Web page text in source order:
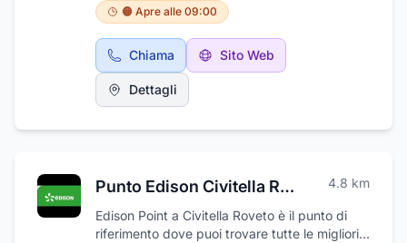
chiavi in mano per Impianti Fotovoltaici ,
Pompe di Calore , sostituzione Caldaie ,
impianti di Climatizzazione e le migliori Offerte
per Luce E gas . I Nostri consulenti ti potranno
aiutarti in tutte le fasi , dalla consulenza fino al
disbrigo di tutte le pratiche per sfruttare i
🟠 Apre alle 09:00
Chiama Sito Web
Dettagli
Punto Edison Civitella Roveto 4.8 km
Edison Point a Civitella Roveto è il punto di
riferimento dove puoi trovare tutte le migliori